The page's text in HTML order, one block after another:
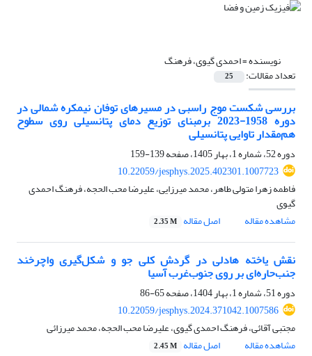
نویسنده =احمدی‌ گیوی، فرهنگ
تعداد مقالات: 25
بررسی شکست موج راسبی در مسیرهای توفان نیمکره شمالی در
دوره 1958-2023 برمبنای توزیع دمای پتانسیلی روی سطوح
هم‌مقدار تاوایی پتانسیلی
دوره 52، شماره 1، بهار 1405، صفحه
139-159
10.22059/jesphys.2025.402301.1007723
فاطمه زهرا متولی طاهر، محمد میرزایی، علیرضا محب الحجه، فرهنگ احمدی‌
گیوی
مشاهده مقاله
اصل مقاله 2.35 M
نقش یاخته هادلی در گردش کلی جو و شکل‌گیری واچرخند
جنب‌حاره‌ای بر روی جنوب‌غرب آسیا
دوره 51، شماره 1، بهار 1404، صفحه
65-86
10.22059/jesphys.2024.371042.1007586
مجتبی آقائی، فرهنگ احمدی گیوی، علیرضا محب الحجه، محمد میرزائی
مشاهده مقاله
اصل مقاله 2.45 M